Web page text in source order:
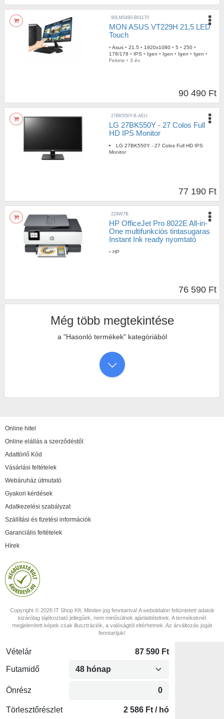
90LM0490-B01170
MON ASUS VT229H 21,5 LED
Touch
• Asus • 21.5 • 1920x1080 • 5 • 250 •
178/178 • IPS • Igen • Igen • Igen • Igen •
Fekete • 3 év
90 490 Ft
27BK550Y-B.AEU
LG 27BK550Y - 27 Colos Full
HD IPS Monitor
LG 27BK550Y - 27 Colos Full HD IPS
Monitor
77 190 Ft
229W7B
HP OfficeJet Pro 8022E All-in-
One multifunkciós tintasugaras
Instant Ink ready nyomtató
• HP
76 590 Ft
Még több megtekintése
a "Hasonló termékek" kategóriából
Online hitel
Online elállás a szerződéstől
Adattörlő Kód
Vásárlási feltételek
Webáruház útmutató
Gyakori kérdések
Adatkezelési szabályzat
Szállítási és fizetési információk
Garanciális feltételek
Hírek
Copyright © 2026 IT Shop Kft. Minden jog fenntartva! A weboldalon feltüntetett adatok
kizárólag tájékoztató jellegűek, nem minősülnek ajánlattételnek. A termékeknél
megjelenített képek csak illusztrációk, a valóságtól eltérhetnek. Az árváltozás jogát
fenntartjuk!